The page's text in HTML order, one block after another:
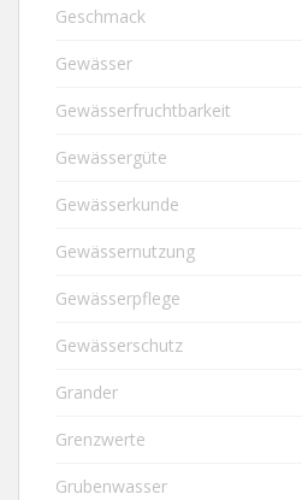
Geschmack
Gewässer
Gewässerfruchtbarkeit
Gewässergüte
Gewässerkunde
Gewässernutzung
Gewässerpflege
Gewässerschutz
Grander
Grenzwerte
Grubenwasser